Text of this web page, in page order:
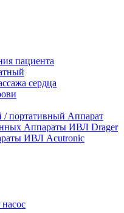
пациента
сердца
портативный Аппарат
Аппараты ИВЛ Drager
ИВЛ Acutronic